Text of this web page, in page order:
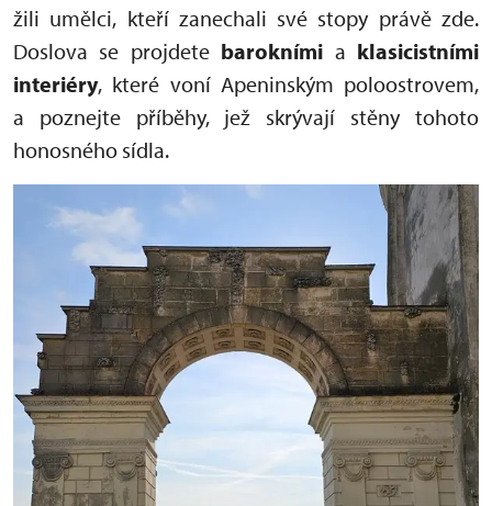
žili umělci, kteří zanechali své stopy právě zde.
Doslova se projdete barokními a klasicistními
interiéry, které voní Apeninským poloostrovem,
a poznejte příběhy, jež skrývají stěny tohoto
honosného sídla.